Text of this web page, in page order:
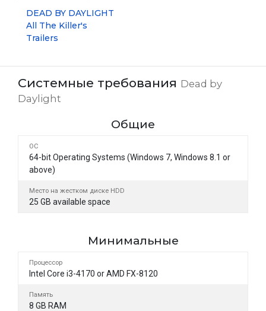
DEAD BY DAYLIGHT
All The Killer's
Trailers
Системные требования Dead by
Daylight
Общие
ОС
64-bit Operating Systems (Windows 7, Windows 8.1 or
above)
Место на жестком диске HDD
25 GB available space
Минимальные
Процессор
Intel Core i3-4170 or AMD FX-8120
Память
8 GB RAM